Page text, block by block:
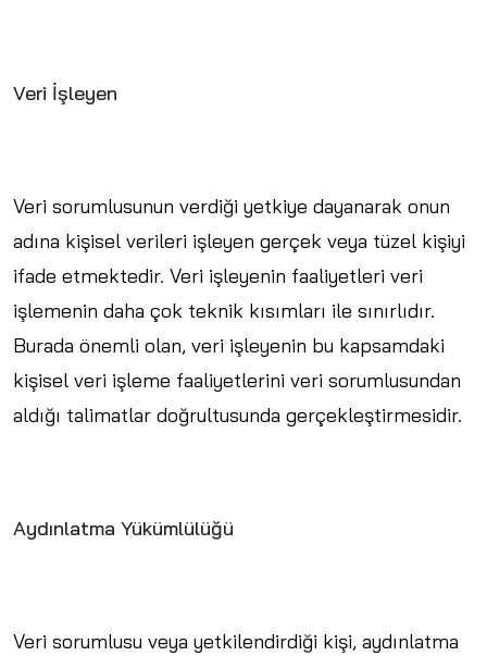
Veri İşleyen
Veri sorumlusunun verdiği yetkiye dayanarak onun
adına kişisel verileri işleyen gerçek veya tüzel kişiyi
ifade etmektedir. Veri işleyenin faaliyetleri veri
işlemenin daha çok teknik kısımları ile sınırlıdır.
Burada önemli olan, veri işleyenin bu kapsamdaki
kişisel veri işleme faaliyetlerini veri sorumlusundan
aldığı talimatlar doğrultusunda gerçekleştirmesidir.
Aydınlatma Yükümlülüğü
Veri sorumlusu veya yetkilendirdiği kişi, aydınlatma